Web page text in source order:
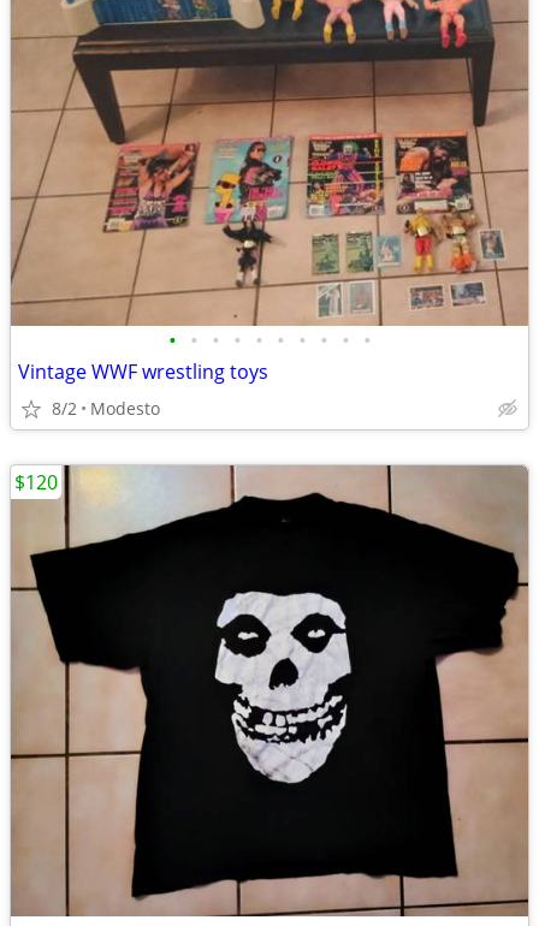
• • • • • • • • • •
Vintage WWF wrestling toys
8/2 Modesto
$120